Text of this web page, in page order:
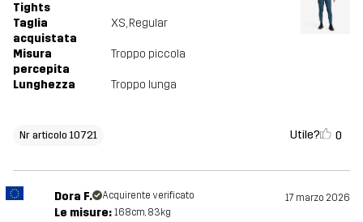
Tights
Taglia
acquistata
XS, Regular
Misura
percepita
Troppo piccola
Lunghezza Troppo lunga
Nr articolo 10721 Utile? 0
Dora F. Acquirente verificato 17 marzo 2026
Le misure: 168cm, 83kg